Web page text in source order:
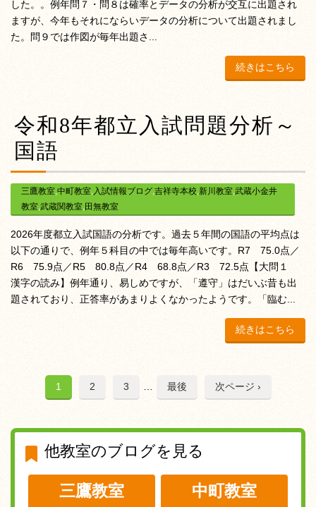
した。。例年問７・問８は確率とデータの分析が交互に出題され
ますが、今年もそれにならいデータの分析について出題されまし
た。問９では作図が毎年出題さ...
続きはこちら
令和8年都立入試問題分析～
国語
三鷹教室,中町教室,入試情報ブログ,吉祥寺本校,新川教室,武蔵小金井
教室,武蔵関教室,田無教室
2026年度都立入試国語の分析です。過去５年間の国語の平均点は
以下の通りで、例年５科目の中では毎年高いです。R7 75.0点／
R6 75.9点／R5 80.8点／R4 68.8点／R3 72.5点【大問１
漢字の読み】例年通り、易しめですが、「遵守」はだいぶ昔も出
題されており、正答率があまりよくなかったようです。「臨む...
続きはこちら
1 2 3 最後 次ページ ›
他教室のブログを見る
三鷹教室 中町教室